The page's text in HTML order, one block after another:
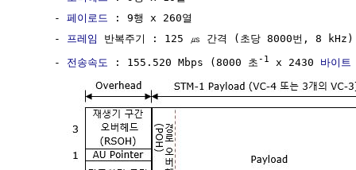
     -
페이로드
: 9행 x 260열
     -
프레임 반복주기 : 125 ㎲ 간격 (초당 8000번, 8 kHz)
     -
전송속도 : 155.520 Mbps (8000 초-1 x 2430 바이트